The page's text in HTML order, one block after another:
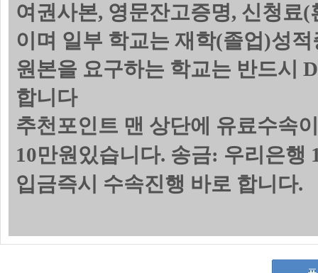
여권사본, 영문잔고증명, 신청료(
이며 일부 학교는 재학(졸업)성
원본을 요구하는 학교는 반드시
합니다
추천포인트 맨 상단에 유료수속
10만원있습니다. 송금: 우리은행
입금즉시 수속진행 바로 합니다.